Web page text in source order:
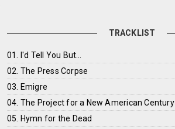
TRACKLIST
01. I'd Tell You But…
02. The Press Corpse
03. Emigre
04. The Project for a New American Century
05. Hymn for the Dead